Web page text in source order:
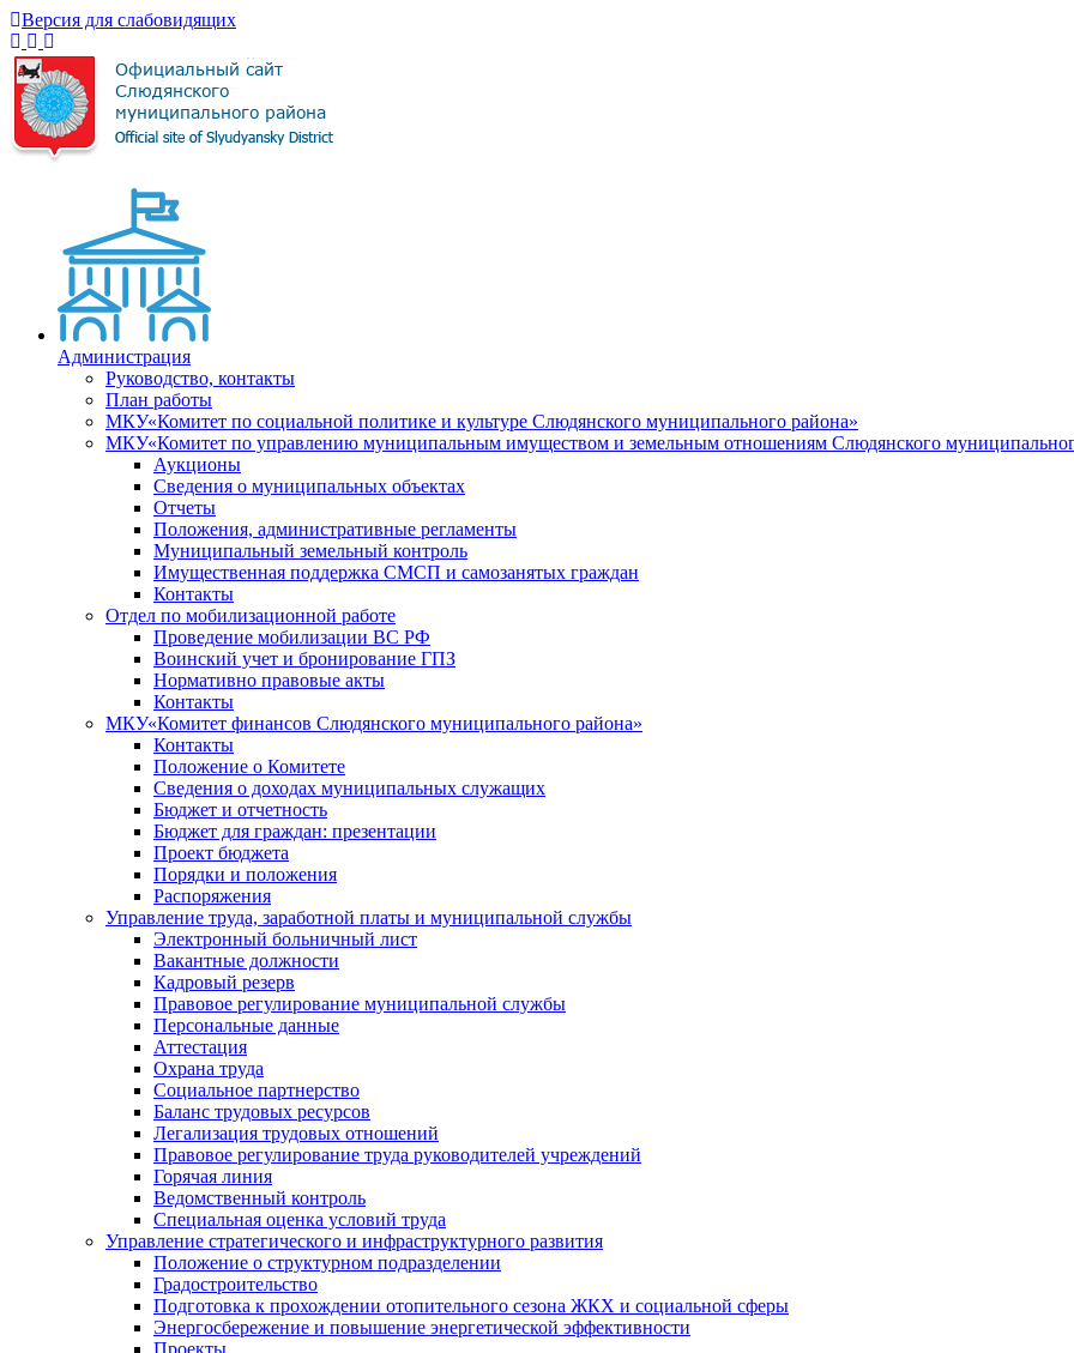
Версия для слабовидящих
Администрация
Руководство, контакты
План работы
МКУ«Комитет по социальной политике и культуре Слюдянского муниципального района»
МКУ«Комитет по управлению муниципальным имуществом и земельным отношениям Слюдянского
Аукционы
Сведения о муниципальных объектах
Отчеты
Положения, административные регламенты
Муниципальный земельный контроль
Имущественная поддержка СМСП и самозанятых граждан
Контакты
Отдел по мобилизационной работе
Проведение мобилизации ВС РФ
Воинский учет и бронирование ГПЗ
Нормативно правовые акты
Контакты
МКУ«Комитет финансов Слюдянского муниципального района»
Контакты
Положение о Комитете
Сведения о доходах муниципальных служащих
Бюджет и отчетность
Бюджет для граждан: презентации
Проект бюджета
Порядки и положения
Распоряжения
Управление труда, заработной платы и муниципальной службы
Электронный больничный лист
Вакантные должности
Кадровый резерв
Правовое регулирование муниципальной службы
Персональные данные
Аттестация
Охрана труда
Социальное партнерство
Баланс трудовых ресурсов
Легализация трудовых отношений
Правовое регулирование труда руководителей учреждений
Горячая линия
Ведомственный контроль
Специальная оценка условий труда
Управление стратегического и инфраструктурного развития
Положение о структурном подразделении
Градостроительство
Подготовка к прохождении отопительного сезона ЖКХ и социальной сферы
Энергосбережение и повышение энергетической эффективности
Проекты